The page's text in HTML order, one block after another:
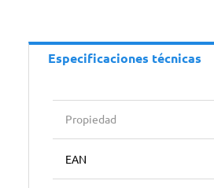
Especificaciones técnicas
Propiedad
EAN